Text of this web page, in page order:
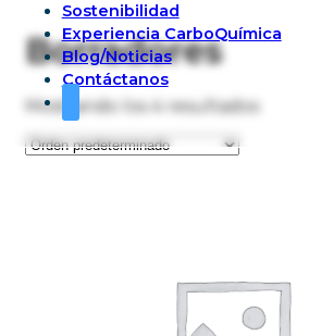
Sostenibilidad
Experiencia CarboQuímica
Blog/Noticias
Contáctanos
Borradores
Mostrando los 4 resultados